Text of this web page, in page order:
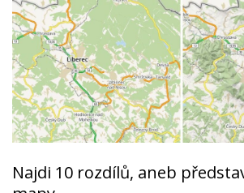
Najdi 10 rozdílů, aneb